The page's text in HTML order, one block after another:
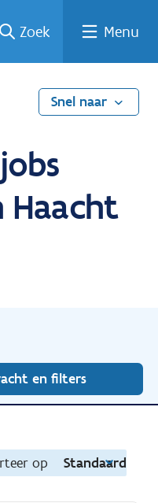
Zoek Menu
Snel naar
Haacht
en filters
op Standaard